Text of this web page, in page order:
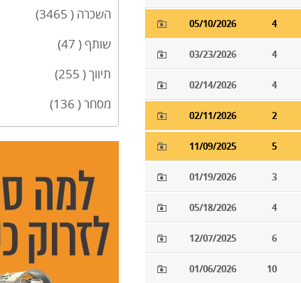
4
05/10/2026
4
03/23/2026
4
02/14/2026
2
02/11/2026
5
11/09/2025
3
01/19/2026
4
05/18/2026
6
12/07/2025
10
01/06/2026
השכרה ( 3465)
שותף ( 47)
תיווך ( 255)
מסחר ( 136)